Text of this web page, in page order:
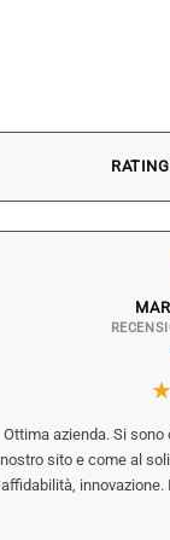
Ottima azienda. Si
nostro sito e come al
affidabilità,